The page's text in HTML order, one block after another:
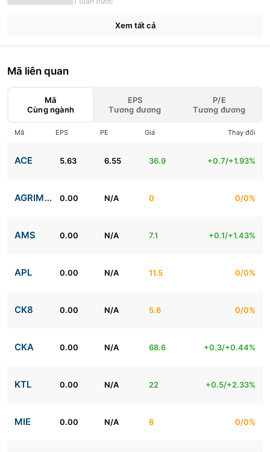
Xem tất cả
Mã liên quan
Mã
Cùng ngành
EPS
Tương đương
P/E
Tương đương
Mã EPS PE Giá Thay đổi
ACE 5.63 6.55 36.9 +0.7/+1.93%
AGRIMECO 0.00 N/A 0 0/0%
AMS 0.00 N/A 7.1 +0.1/+1.43%
APL 0.00 N/A 11.5 0/0%
CK8 0.00 N/A 5.6 0/0%
CKA 0.00 N/A 68.6 +0.3/+0.44%
KTL 0.00 N/A 22 +0.5/+2.33%
MIE 0.00 N/A 8 0/0%